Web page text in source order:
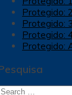
Protegido:
Protegido:
Protegido:
Protegido:
Search